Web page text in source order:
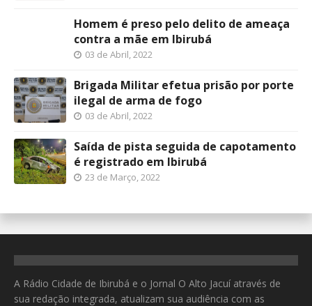
Homem é preso pelo delito de ameaça
contra a mãe em Ibirubá
03 de Abril, 2022
Brigada Militar efetua prisão por porte
ilegal de arma de fogo
03 de Abril, 2022
Saída de pista seguida de capotamento
é registrado em Ibirubá
23 de Março, 2022
A Rádio Cidade de Ibirubá e o Jornal O Alto Jacuí através de
sua redação integrada, atualizam sua audiência com as